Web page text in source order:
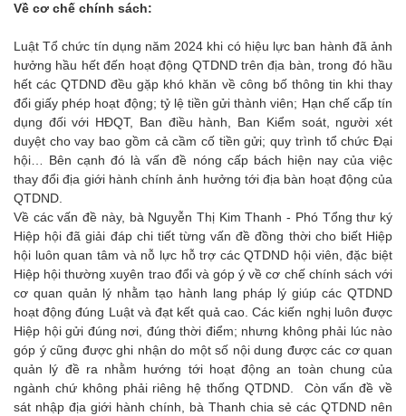
Về cơ chế chính sách:
Luật Tổ chức tín dụng năm 2024 khi có hiệu lực ban hành đã ảnh
hưởng hầu hết đến hoạt động QTDND trên địa bàn, trong đó hầu
hết các QTDND đều gặp khó khăn về công bố thông tin khi thay
đổi giấy phép hoạt động; tỷ lệ tiền gửi thành viên; Hạn chế cấp tín
dụng đối với HĐQT, Ban điều hành, Ban Kiểm soát, người xét
duyệt cho vay bao gồm cả cầm cố tiền gửi; quy trình tổ chức Đại
hội… Bên cạnh đó là vấn đề nóng cấp bách hiện nay của việc
thay đổi địa giới hành chính ảnh hưởng tới địa bàn hoạt động của
QTDND.
Về các vấn đề này, bà Nguyễn Thị Kim Thanh - Phó Tổng thư ký
Hiệp hội đã giải đáp chi tiết từng vấn đề đồng thời cho biết Hiệp
hội luôn quan tâm và nỗ lực hỗ trợ các QTDND hội viên, đặc biệt
Hiệp hội thường xuyên trao đổi và góp ý về cơ chế chính sách với
cơ quan quản lý nhằm tạo hành lang pháp lý giúp các QTDND
hoạt động đúng Luật và đạt kết quả cao. Các kiến nghị luôn được
Hiệp hội gửi đúng nơi, đúng thời điểm; nhưng không phải lúc nào
góp ý cũng được ghi nhận do một số nội dung được các cơ quan
quản lý đề ra nhằm hướng tới hoạt động an toàn chung của
ngành chứ không phải riêng hệ thống QTDND. Còn vấn đề về
sát nhập địa giới hành chính, bà Thanh chia sẻ các QTDND nên